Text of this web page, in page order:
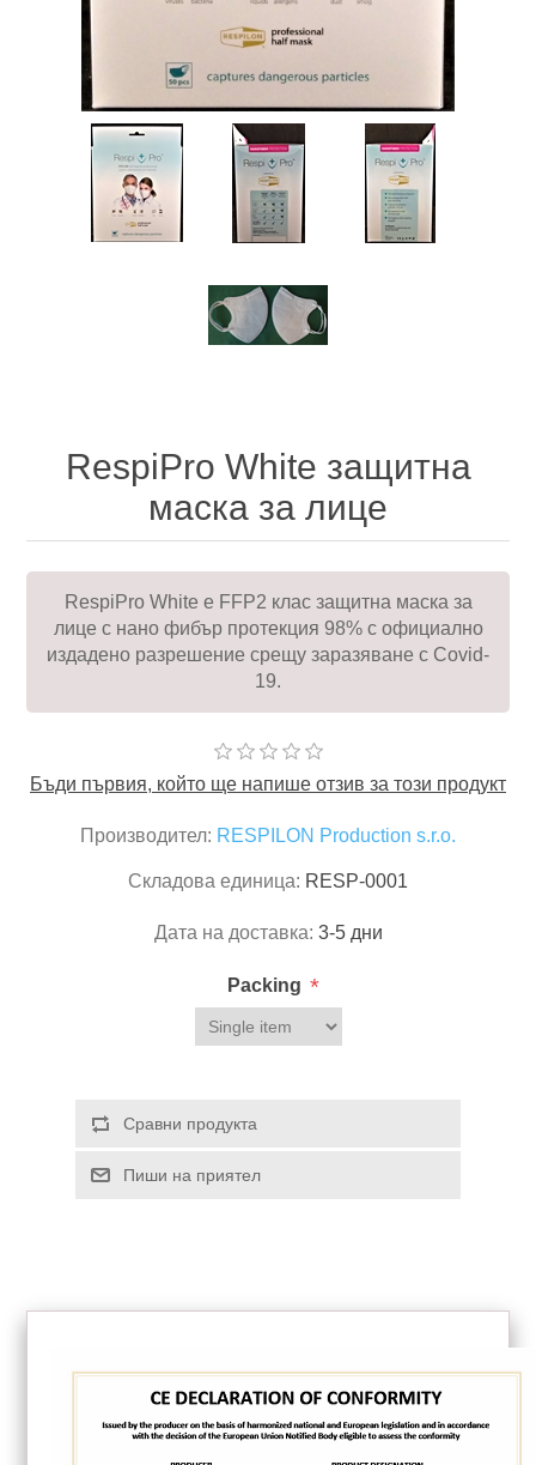
RespiPro White защитна
маска за лице
RespiPro White е FFP2 клас защитна маска за
лице с нано фибър протекция 98% с официално
издадено разрешение срещу заразяване с Covid-
19.
Бъди първия, който ще напише отзив за този продукт
Производител: RESPILON Production s.r.o.
Складова единица: RESP-0001
Дата на доставка: 3-5 дни
Packing *